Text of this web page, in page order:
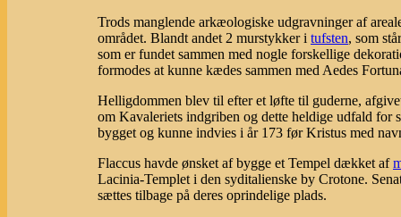
Trods manglende arkæologiske udgravninger af
området. Blandt andet 2 murstykker i tufsten, som
som er fundet sammen med nogle forskellige
formodes at kunne kædes sammen med Aedes
Helligdommen blev til efter et løfte til guderne,
om Kavaleriets indgriben og dette heldige udfald for
bygget og kunne indvies i år 173 før Kristus med
Flaccus havde ønsket af bygge et Tempel dækket af
Lacinia-Templet i den syditalienske by Crotone.
sættes tilbage på deres oprindelige plads.